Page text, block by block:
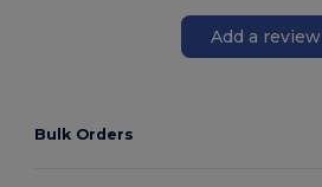
Add a review
Bulk Orders